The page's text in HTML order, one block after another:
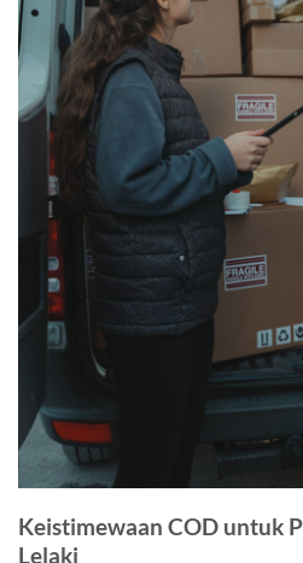
Keistimewaan COD untuk
Lelaki